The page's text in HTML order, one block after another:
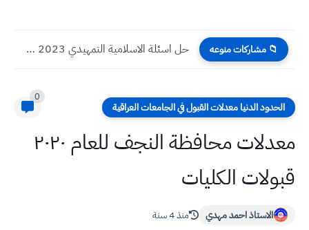
📁 مشاركات منوعه حل اسئلة الاسلامية التمهيدي 2023 صف السادس الاحيائي
الحدود الدنيا معدلات القبول في الجامعات العراقية
0
معدلات محافظة النجف للعام ٢٠٢٠
قبولات الكليات
الاستاذ احمد مهدي منذ 4 سنة